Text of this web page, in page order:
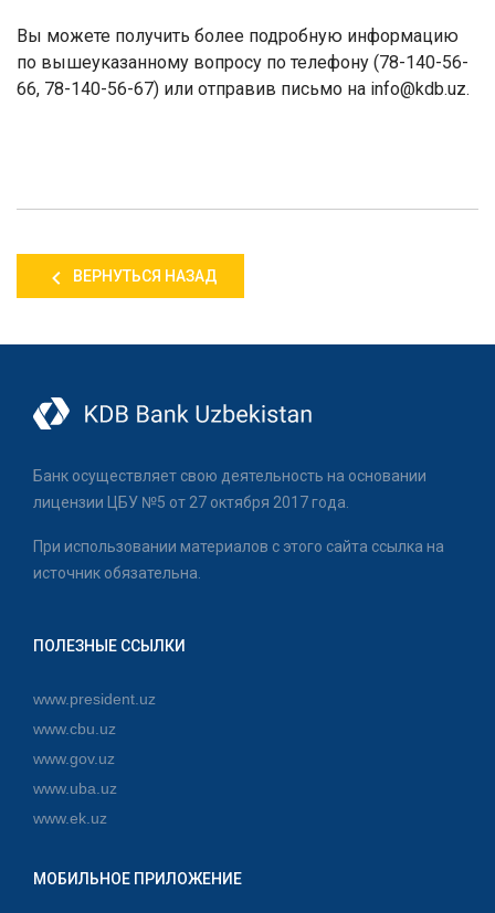
Вы можете получить более подробную информацию
по вышеуказанному вопросу по телефону (78-140-56-
66, 78-140-56-67) или отправив письмо на info@kdb.uz.
ВЕРНУТЬСЯ НАЗАД
Банк осуществляет свою деятельность на основании
лицензии ЦБУ №5 от 27 октября 2017 года.
При использовании материалов с этого сайта ссылка на
источник обязательна.
ПОЛЕЗНЫЕ ССЫЛКИ
www.president.uz
www.cbu.uz
www.gov.uz
www.uba.uz
www.ek.uz
МОБИЛЬНОЕ ПРИЛОЖЕНИЕ